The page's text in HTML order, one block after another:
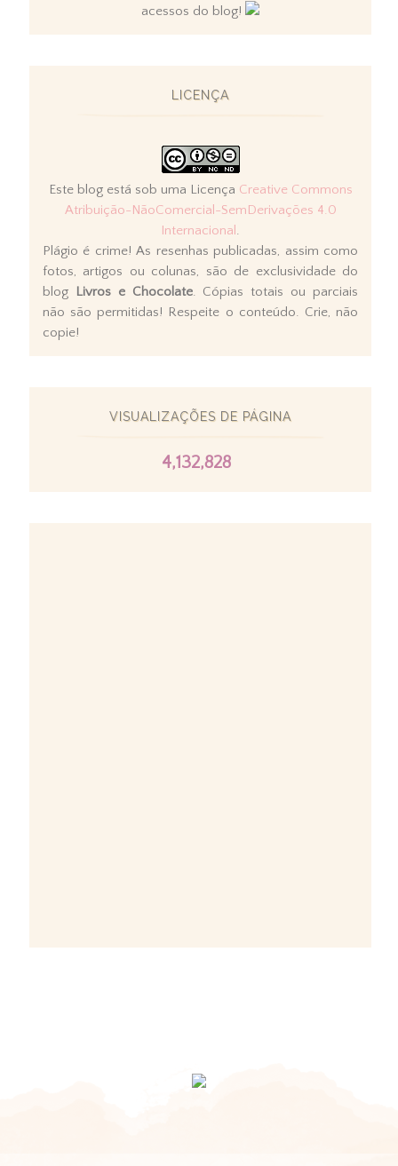
acessos do blog!
LICENÇA
Este blog está sob uma Licença Creative Commons
Atribuição-NãoComercial-SemDerivações 4.0
Internacional .
Plágio é crime! As resenhas publicadas, assim como
fotos, artigos ou colunas, são de exclusividade do
blog Livros e Chocolate. Cópias totais ou parciais
não são permitidas! Respeite o conteúdo. Crie, não
copie!
VISUALIZAÇÕES DE PÁGINA
4,132,828